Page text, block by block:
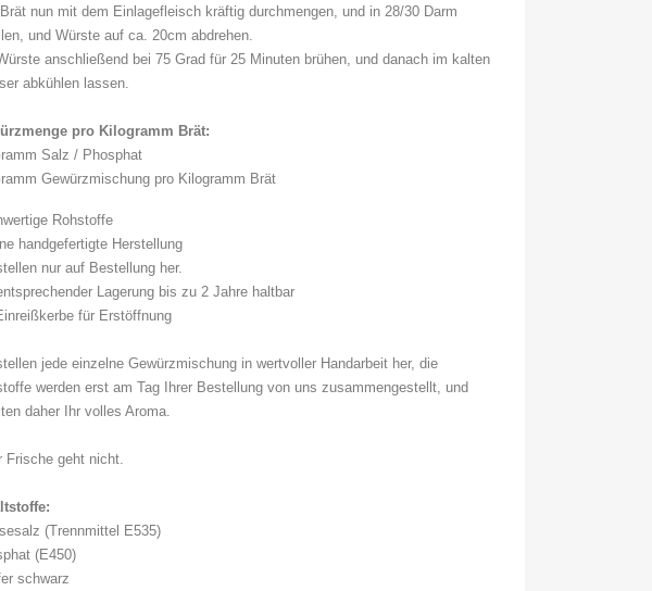
nun mit dem Einlagefleisch kräftig durchmengen, und in 28/30 Darm
und Würste auf ca. 20cm abdrehen.
anschließend bei 75 Grad für 25 Minuten brühen, und danach im kalten
abkühlen lassen.
pro Kilogramm Brät:
Salz / Phosphat
Gewürzmischung pro Kilogramm Brät
Rohstoffe
handgefertigte Herstellung
nur auf Bestellung her.
Lagerung bis zu 2 Jahre haltbar
für Erstöffnung
jede einzelne Gewürzmischung in wertvoller Handarbeit her, die
werden erst am Tag Ihrer Bestellung von uns zusammengestellt, und
daher Ihr volles Aroma.
Frische geht nicht.
(Trennmittel E535)
(E450)
schwarz